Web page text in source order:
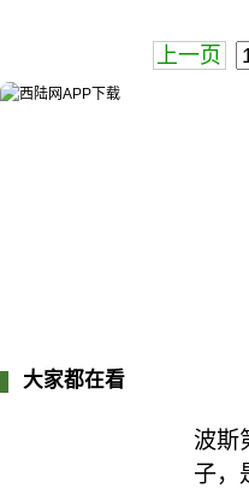
上一页
大家都在看
波斯
子，